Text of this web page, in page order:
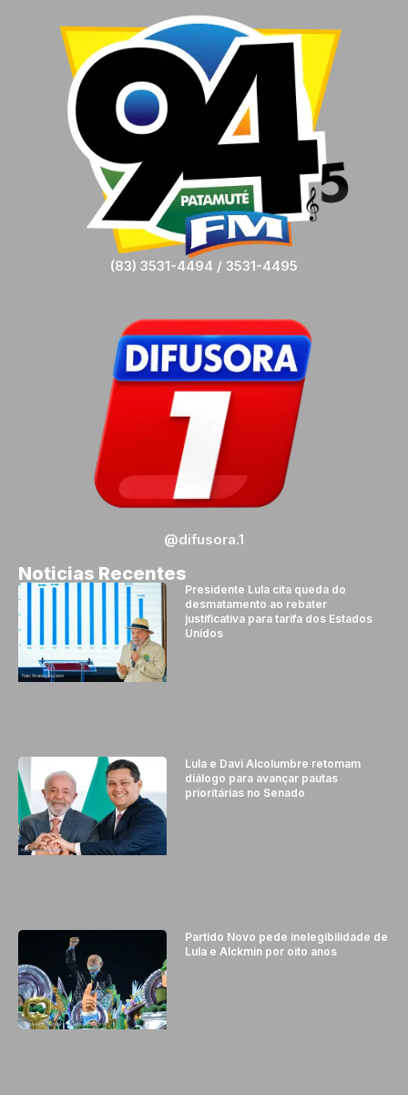
(83) 3531-4494 / 3531-4495
@difusora.1
Noticias Recentes
Presidente Lula cita queda do
desmatamento ao rebater
justificativa para tarifa dos Estados
Unidos
Lula e Davi Alcolumbre retomam
diálogo para avançar pautas
prioritárias no Senado
Partido Novo pede inelegibilidade de
Lula e Alckmin por oito anos